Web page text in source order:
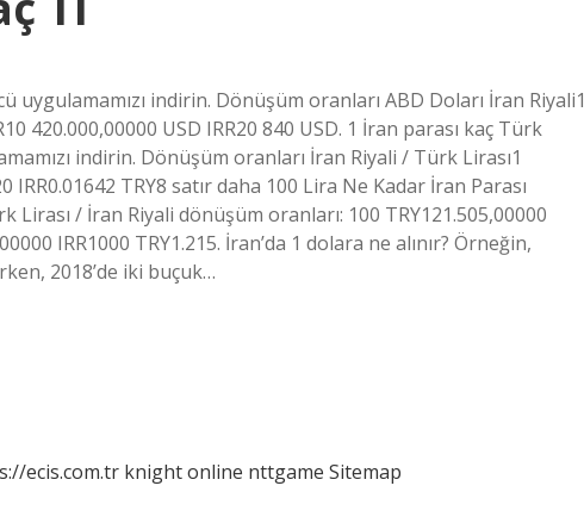
indirin. Dönüşüm oranları ABD Doları İran Riyali1
420.000,00000 USD IRR20 840 USD. 1 İran parası kaç Türk
indirin. Dönüşüm oranları İran Riyali / Türk Lirası1
IRR0.01642 TRY8 satır daha 100 Lira Ne Kadar İran Parası
Lirası / İran Riyali dönüşüm oranları: 100 TRY121.505,00000
IRR1000 TRY1.215. İran’da 1 dolara ne alınır? Örneğin,
2018’de iki buçuk…
ecis.com.tr knight online nttgame Sitemap